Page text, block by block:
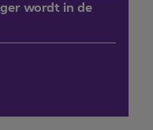
wordt in de